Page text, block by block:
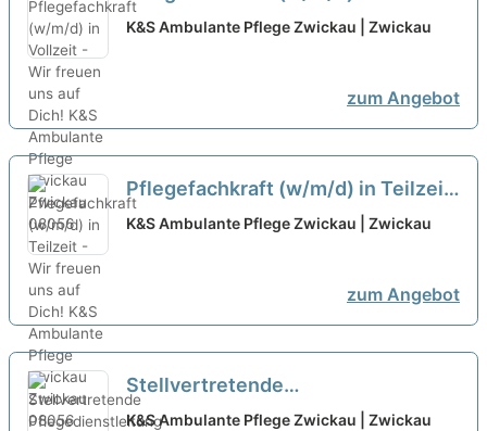
- Wir freuen uns auf Dich! neu
K&S Ambulante Pflege Zwickau | Zwickau
zum Angebot
Pflegefachkraft (w/m/d) in Teilzeit
- Wir freuen uns auf Dich! neu
K&S Ambulante Pflege Zwickau | Zwickau
zum Angebot
Stellvertretende
Pflegedienstleitung (w/m/d) - Wir
K&S Ambulante Pflege Zwickau | Zwickau